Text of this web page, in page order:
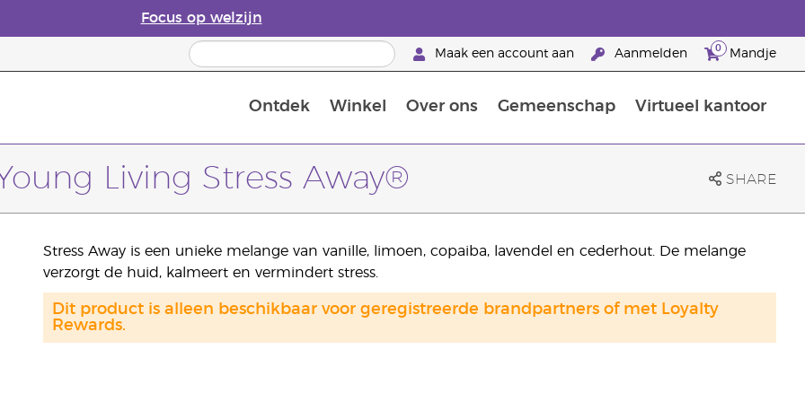
Focus op welzijn
Maak een account aan Aanmelden 0 Mandje
Ontdek Winkel Over ons Gemeenschap Virtueel kantoor
Living Stress Away® SHARE
Stress Away is een unieke melange van vanille, limoen, copaiba, lavendel en cederhout. De melange
verzorgt de huid, kalmeert en vermindert stress.
Dit product is alleen beschikbaar voor geregistreerde brandpartners of met Loyalty
Rewards.